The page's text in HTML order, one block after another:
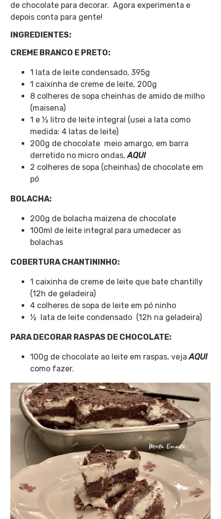
de chocolate para decorar. Agora experimenta e
depois conta para gente!
INGREDIENTES:
CREME BRANCO E PRETO:
1 lata de leite condensado, 395g
1 caixinha de creme de leite, 200g
8 colheres de sopa cheinhas de amido de milho
(maisena)
1 e ½ litro de leite integral (usei a lata como
medida: 4 latas de leite)
200g de chocolate meio amargo, em barra
derretido no micro ondas,AQUI
2 colheres de sopa (cheinhas) de chocolate em
pó
BOLACHA:
200g de bolacha maizena de chocolate
100ml de leite integral para umedecer as
bolachas
COBERTURA CHANTININHO:
1 caixinha de creme de leite que bate chantilly
(12h de geladeira)
4 colheres de sopa de leite em pó ninho
½ lata de leite condensado (12h na geladeira)
PARA DECORAR RASPAS DE CHOCOLATE:
100g de chocolate ao leiteem raspas, vejaAQUI
como fazer.